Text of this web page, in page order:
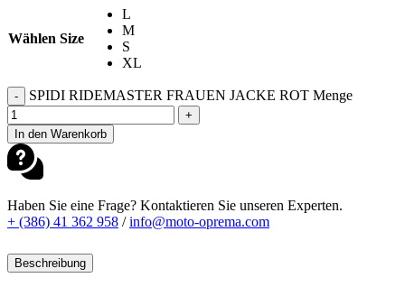
Wählen Size
L
M
S
XL
- SPIDI RIDEMASTER FRAUEN JACKE ROT Menge
+
In den Warenkorb
Haben Sie eine Frage? Kontaktieren Sie unseren Experten.
+ (386) 41 362 958 /info@moto-oprema.com
Beschreibung